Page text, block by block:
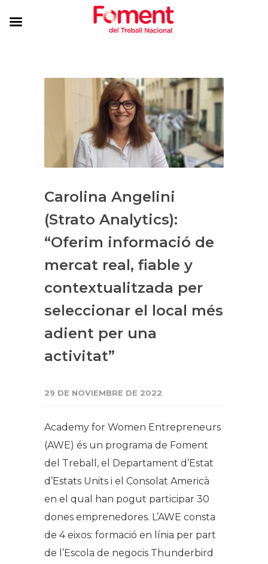
Carolina Angelini
(Strato Analytics):
“Oferim informació de
mercat real, fiable y
contextualitzada per
seleccionar el local més
adient per una
activitat”
29 DE NOVIEMBRE DE 2022
Academy for Women Entrepreneurs
(AWE) és un programa de Foment
del Treball, el Departament d’Estat
d’Estats Units i el Consolat Americà
en el qual han pogut participar 30
dones emprenedores. L’AWE consta
de 4 eixos: formació en línia per part
de l’Escola de negocis Thunderbird